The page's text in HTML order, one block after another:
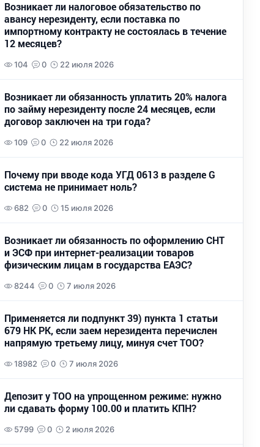
Возникает ли налоговое обязательство по
авансу нерезиденту, если поставка по
импортному контракту не состоялась в течение
12 месяцев?
104 0 22 июля 2026
Возникает ли обязанность уплатить 20% налога
по займу нерезиденту после 24 месяцев, если
договор заключен на три года?
109 0 22 июля 2026
Почему при вводе кода УГД 0613 в разделе G
система не принимает ноль?
682 0 15 июля 2026
Возникает ли обязанность по оформлению СНТ
и ЭСФ при интернет-реализации товаров
физическим лицам в государства ЕАЭС?
8244 0 7 июля 2026
Применяется ли подпункт 39) пункта 1 статьи
679 НК РК, если заем нерезидента перечислен
напрямую третьему лицу, минуя счет ТОО?
18982 0 7 июля 2026
Депозит у ТОО на упрощенном режиме: нужно
ли сдавать форму 100.00 и платить КПН?
5799 0 2 июля 2026